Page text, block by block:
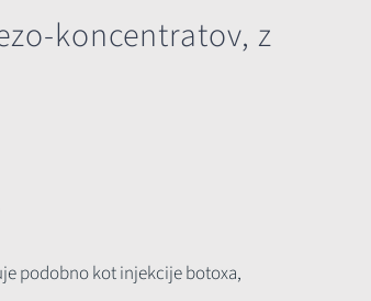
koncentratov, z
podobno kot injekcije botoxa,